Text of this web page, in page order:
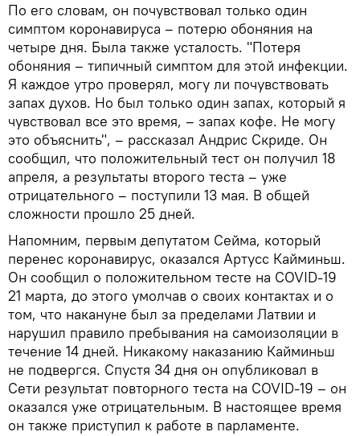
По его словам, он почувствовал только один
симптом коронавируса – потерю обоняния на
четыре дня. Была также усталость. "Потеря
обоняния – типичный симптом для этой инфекции.
Я каждое утро проверял, могу ли почувствовать
запах духов. Но был только один запах, который я
чувствовал все это время, – запах кофе. Не могу
это объяснить", – рассказал Андрис Скриде. Он
сообщил, что положительный тест он получил 18
апреля, а результаты второго теста – уже
отрицательного – поступили 13 мая. В общей
сложности прошло 25 дней.
Напомним, первым депутатом Сейма, который
перенес коронавирус, оказался Артусс Кайминьш.
Он сообщил о положительном тесте на COVID-19
21 марта, до этого умолчав о своих контактах и о
том, что накануне был за пределами Латвии и
нарушил правило пребывания на самоизоляции в
течение 14 дней. Никакому наказанию Кайминьш
не подвергся. Спустя 34 дня он опубликовал в
Сети результат повторного теста на COVID-19 – он
оказался уже отрицательным. В настоящее время
он также приступил к работе в парламенте.